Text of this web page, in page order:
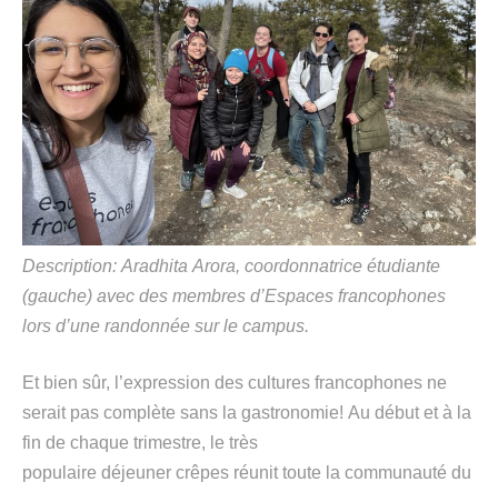
Description: Aradhita Arora, coordonnatrice étudiante
(gauche) avec des membres d’Espaces francophones
lors d’une randonnée surle campus.
Et bien sûr, l’expression des cultures francophones ne
serait pas complète sans la gastronomie! Au début et à la
fin de chaque trimestre, le très
populaire déjeuner crêpes réunit toute la communauté du